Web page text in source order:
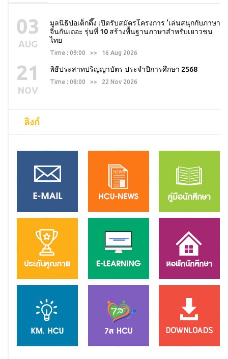
03
AUG
มูลนิธิป่อเต็กตึ๊ง เปิดรับสมัครโครงการ ‘เล่นสนุกกับภาษา
จีนกันเถอะ รุ่นที่ 10 สร้างพื้นฐานภาษาสำหรับเยาวชน
ไทย
Time : 09:00 >> 16 Aug 2026
21
NOV
พิธีประสาทปริญญาบัตร ประจำปีการศึกษา 2568
Time : 08:00 >> 22 Nov 2026
ลิงก์